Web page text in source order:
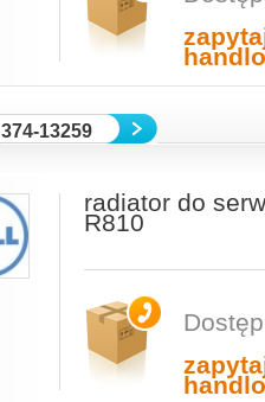
374-13259
radiator do
R810